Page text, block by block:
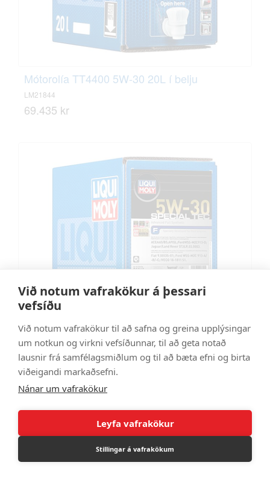
Við notum vafrakökur á þessari
vefsíðu
Við notum vafrakökur til að safna og greina upplýsingar
um notkun og virkni vefsíðunnar, til að geta notað
lausnir frá samfélagsmiðlum og til að bæta efni og birta
viðeigandi markaðsefni.
Nánar um vafrakökur
Leyfa vafrakökur
Stillingar á vafrakökum
Mótorolía TT4400 5W-30 20L í belju
LM21844
69.435 kr
Mótorolía 5W30 Spec.Tec F 20L í belju